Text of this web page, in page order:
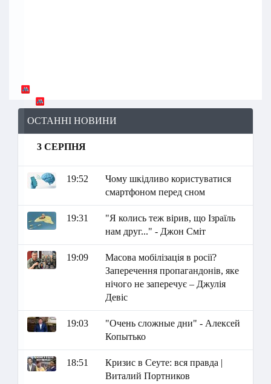
ОСТАННІ НОВИНИ
3 СЕРПНЯ
19:52
Чому шкідливо користуватися
смартфоном перед сном
19:31
"Я колись теж вірив, що Ізраїль
нам друг..." - Джон Сміт
19:09
Масова мобілізація в росії?
Заперечення пропагандонів, яке
нічого не заперечує – Джулія
Девіс
19:03
"Очень сложные дни" - Алексей
Копытько
18:51
Кризис в Сеуте: вся правда |
Виталий Портников